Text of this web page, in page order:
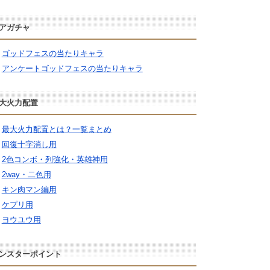
ガチャ
ゴッドフェスの当たりキャラ
アンケートゴッドフェスの当たりキャラ
火力配置
最大火力配置とは？一覧まとめ
回復十字消し用
2色コンボ・列強化・英雄神用
2way・二色用
キン肉マン編用
ケプリ用
ヨウユウ用
スターポイント